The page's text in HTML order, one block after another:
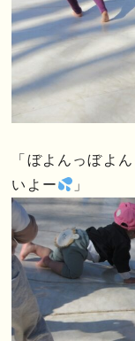
「ぼよんっぼよ
いよー
」